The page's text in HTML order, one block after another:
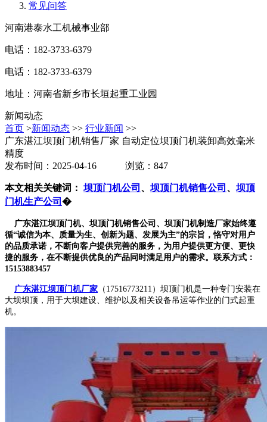
常见问答
河南港泰水工机械事业部
电话：182-3733-6379
电话：182-3733-6379
地址：河南省新乡市长垣起重工业园
新闻动态
首页 >新闻动态 >> 行业新闻 >>
广东湛江坝顶门机销售厂家 自动定位坝顶门机装卸高效毫米
精度
发布时间：2025-04-16 浏览：847
本文相关关键词： 坝顶门机公司 、 坝顶门机销售公司 、 坝顶
门机生产公司 �
广东湛江坝顶门机、坝顶门机销售公司、坝顶门机制造厂家始终遵
循“诚信为本、质量为生、创新为题、发展为主”的宗旨，恪守对用户
的品质承诺，不断向客户提供完善的服务，为用户提供更方便、更快
捷的服务，在不断提供优良的产品同时满足用户的需求。联系方式：
15153883457
广东湛江坝顶门机厂家 （17516773211）坝顶门机是一种专门安装在
大坝坝顶，用于大坝建设、维护以及相关设备吊运等作业的门式起重
机。